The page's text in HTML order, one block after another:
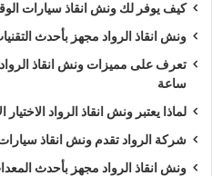
كيف يوفر لك ونش انقاذ سيارات
ونش انقاذ الرواد مجهز بأحدث
ساعة
لماذا يعتبر ونش انقاذ الرواد
شركة الرواد تقدم ونش انقاذ
ونش انقاذ الرواد مجهز بأحدث